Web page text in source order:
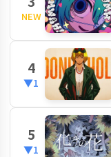
NEW
4
▼1
5
▼1